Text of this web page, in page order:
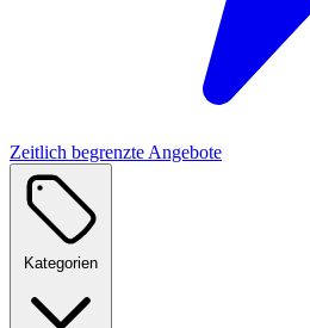
Zeitlich begrenzte Angebote
Kategorien